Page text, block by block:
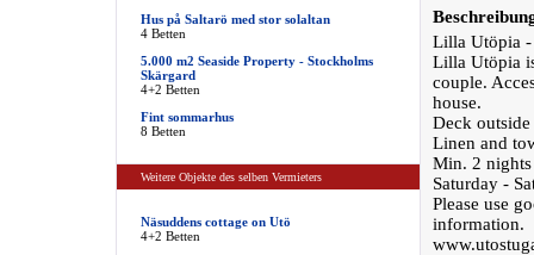
Hus på Saltarö med stor solaltan
4 Betten
5.000 m2 Seaside Property - Stockholms
Skärgard
4+2 Betten
Fint sommarhus
8 Betten
Weitere Objekte des selben Vermieters
Näsuddens cottage on Utö
4+2 Betten
Lilla Utöpia
Lilla Utöpia
couple.
house.
Deck
Linen and
Min. 2 nights
Saturday -
Please use
information.